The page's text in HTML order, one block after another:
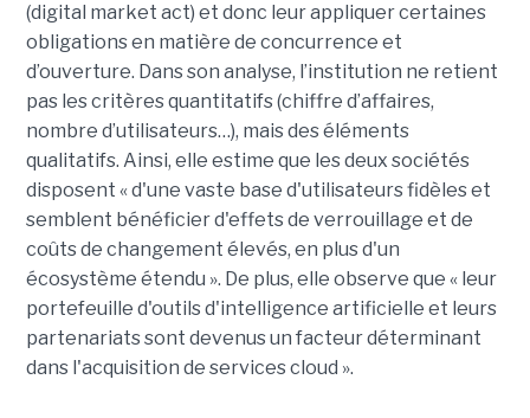
(digital market act) et donc leur appliquer certaines
obligations en matière de concurrence et
d’ouverture. Dans son analyse, l’institution ne retient
pas les critères quantitatifs (chiffre d’affaires,
nombre d’utilisateurs…), mais des éléments
qualitatifs. Ainsi, elle estime que les deux sociétés
disposent « d'une vaste base d'utilisateurs fidèles et
semblent bénéficier d'effets de verrouillage et de
coûts de changement élevés, en plus d'un
écosystème étendu ». De plus, elle observe que « leur
portefeuille d'outils d'intelligence artificielle et leurs
partenariats sont devenus un facteur déterminant
dans l'acquisition de services cloud ».